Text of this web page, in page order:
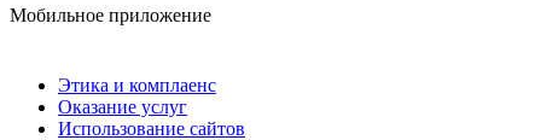
Мобильное приложение
Этика и комплаенс
Оказание услуг
Использование сайтов